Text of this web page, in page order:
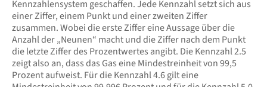
Kennzahlensystem geschaffen. Jede Kennzahl setzt sich aus
einer Ziffer, einem Punkt und einer zweiten Ziffer
zusammen. Wobei die erste Ziffer eine Aussage über die
Anzahl der „Neunen“ macht und die Ziffer nach dem Punkt
die letzte Ziffer des Prozentwertes angibt. Die Kennzahl 2.5
zeigt also an, dass das Gas eine Mindestreinheit von 99,5
Prozent aufweist. Für die Kennzahl 4.6 gilt eine